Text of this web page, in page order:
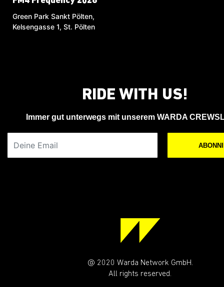
Green Park Sankt Pölten,
Kelsengasse 1, St. Pölten
RIDE WITH US!
Immer gut unterwegs mit unserem WARDA
@ 2020 Warda Network GmbH.
All rights reserved.